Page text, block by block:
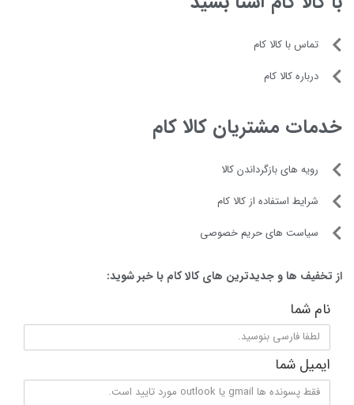
یک دفترچه راهنمای تصویری + دفترچه گارانتی
توان مصرفی
تنظیمات سرعت
موتور
تعداد تنظیمات سرعت
۱۰ سرعته
کاسه دار
آلومینیوم Die-Cast
جنس کاسه‌ی همزن
استیل ضد زنگ
پایه‌ی ضد لغزش
امنیت
تماس با کالا کام
درباره کالا کام
خدمات مشتریان کالا کام
رویه های بازگرداندن کالا
شرایط استفاده از کالا کام
سیاست های حریم خصوصی
از تخفیف ها و جدیدترین های کالا کام با خبر شوید:
نام شما
ایمیل شما